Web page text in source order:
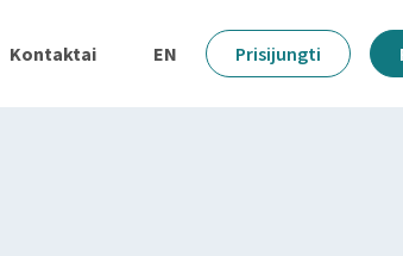
Kontaktai EN Prisijungti